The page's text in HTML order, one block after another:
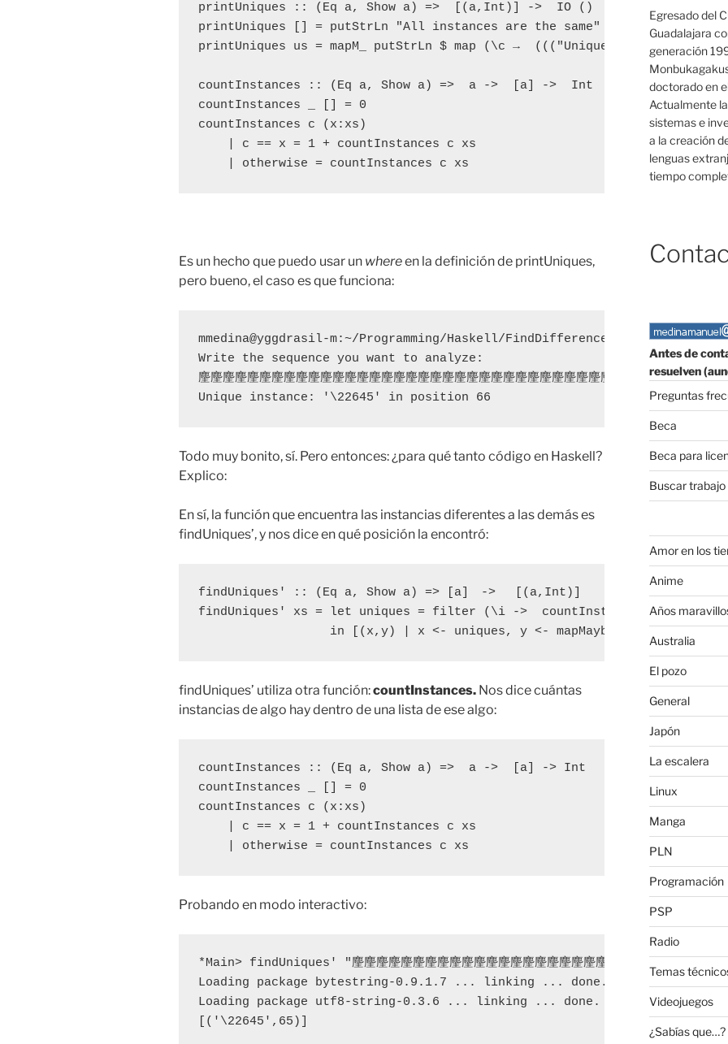
printUniques :: (Eq a, Show a) =>  [(a,Int)] ->  IO ()
printUniques [] = putStrLn "All instances are the same"
printUniques us = mapM_ putStrLn $ map (\c →  ((("Unique instance:
countInstances :: (Eq a, Show a) =>  a ->  [a] ->  Int
countInstances _ [] = 0
countInstances c (x:xs)
    | c == x = 1 + countInstances c xs
    | otherwise = countInstances c xs
Es un hecho que puedo usar un whereen la definición de printUniques,
pero bueno, el caso es que funciona:
mmedina@yggdrasil-m:~/Programming/Haskell/FindDifference$ ./fdc
Write the sequence you want to analyze:
麈麈麈麈麈麈麈麈麈麈麈麈麈麈麈麈麈麈麈麈麈麈麈麈麈麈麈麈麈麈麈麈麈麈麈麈麈麈麈麈麈麈
Unique instance: '\22645' in position 66
Todo muy bonito, sí. Pero entonces: ¿para qué tanto código en Haskell?
Explico:
En sí, la función que encuentra las instancias diferentes a las demás es
findUniques’, y nos dice en qué posición la encontró:
findUniques' :: (Eq a, Show a) => [a]　-> 　[(a,Int)]
findUniques' xs = let uniques = filter (\i ->  countInstances i xs == 1)
in [(x,y) | x <- uniques, y <- mapMaybe (\i →  i
findUniques’ utiliza otra función:countInstances. Nos dice cuántas
instancias de algo hay dentro de una lista de ese algo:
countInstances :: (Eq a, Show a) =>  a ->  [a] -> Int
countInstances _ [] = 0
countInstances c (x:xs)
    | c == x = 1 + countInstances c xs
    | otherwise = countInstances c xs
Probando en modo interactivo:
*Main> findUniques' "麈麈麈麈麈麈麈麈麈麈麈麈麈麈麈麈麈麈麈麈麈麈麈麈麈麈麈麈麈麈麈
Loading package bytestring-0.9.1.7 ... linking ... done.
Loading package utf8-string-0.3.6 ... linking ... done.
[('\22645',65)]
Egresado del
Guadalajara
generación
doctorado en
Actualmente
sistemas e
a la creación
lenguas
tiempo
Antes de
resuelven
Preguntas
Beca
Beca para
Buscar
Amor en los
Anime
Años
Australia
El pozo
General
Japón
La escalera
Linux
Manga
PLN
Programación
PSP
Radio
Temas
Videojuegos
¿Sabías que…?